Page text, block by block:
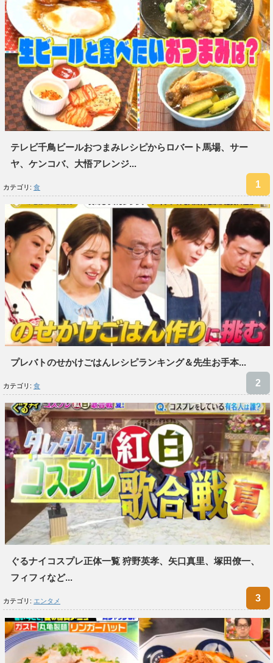
テレビ千鳥ビールおつまみレシピからロバート馬場、サー
ヤ、ケンコバ、大悟アレンジ...
カテゴリ: 食
プレバトのせかけごはんレシピランキング＆先生お手本...
カテゴリ: 食
ぐるナイコスプレ正体一覧 狩野英孝、矢口真里、塚田僚一、
フィフィなど...
カテゴリ: エンタメ